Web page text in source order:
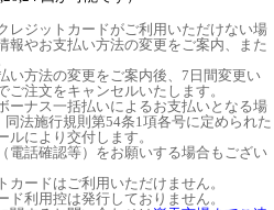
レジットカードがご利用いただけない場
報やお支払い方法の変更をご案内、また
い方法の変更をご案内後、7日間変更い
注文をキャンセルいたします。
ーナス一括払いによるお支払いとなる場
法施行規則第54条1項各号に定められた
により交付します。
話確認等）をお願いする場合もござい
ードはご利用いただけません。
利用控は発行しておりません。